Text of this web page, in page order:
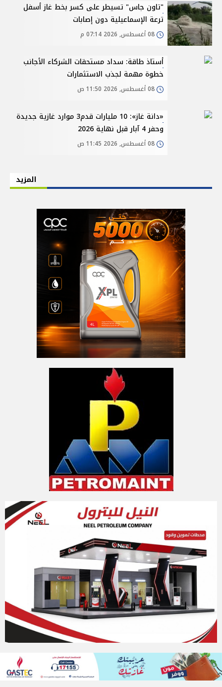
"تاون جاس" تسيطر على كسر بخط غاز أسفل
ترعة الإسماعيلية دون إصابات
أستاذ طاقة: سداد مستحقات الشركاء الأجانب
خطوة مهمة لجذب الاستثمارات
«دانة غاز»: 10 مليارات قدم3 موارد غازية جديدة
وحفر 4 آبار قبل نهاية 2026
المزيد